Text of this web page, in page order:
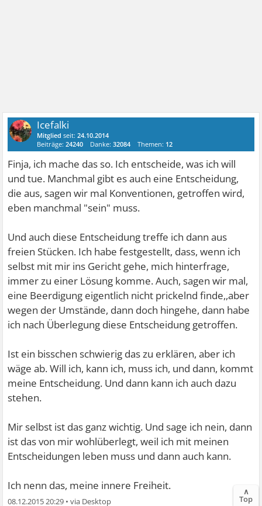
Icefalki
Mitglied seit:24.10.2014
Beiträge:24240 Danke:32084 Themen: 12
Finja, ich mache das so. Ich entscheide, was ich will
und tue. Manchmal gibt es auch eine Entscheidung,
die aus, sagen wir mal Konventionen, getroffen wird,
eben manchmal "sein" muss.
Und auch diese Entscheidung treffe ich dann aus
freien Stücken. Ich habe festgestellt, dass, wenn ich
selbst mit mir ins Gericht gehe, mich hinterfrage,
immer zu einer Lösung komme. Auch, sagen wir mal,
eine Beerdigung eigentlich nicht prickelnd finde,,aber
wegen der Umstände, dann doch hingehe, dann habe
ich nach Überlegung diese Entscheidung getroffen.
Ist ein bisschen schwierig das zu erklären, aber ich
wäge ab. Will ich, kann ich, muss ich, und dann, kommt
meine Entscheidung. Und dann kann ich auch dazu
stehen.
Mir selbst ist das ganz wichtig. Und sage ich nein, dann
ist das von mir wohlüberlegt, weil ich mit meinen
Entscheidungen leben muss und dann auch kann.
Ich nenn das, meine innere Freiheit.
08.12.2015 20:29 •
∧
Top